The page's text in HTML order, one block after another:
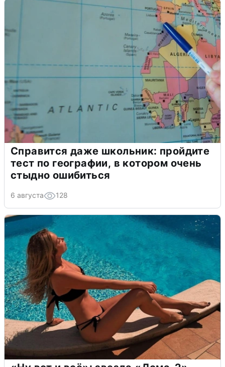
Справится даже школьник: пройдите
тест по географии, в котором очень
стыдно ошибиться
6 августа 128